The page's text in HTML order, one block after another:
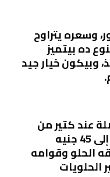
وسعره يتراوح
النوع ده بيتميز
وبيكون خيار جيد
عند كتير من
الناس، وسعره يتراوح بين 15 إلى 45 جنيه
الحلو وقوامه
الحلويات